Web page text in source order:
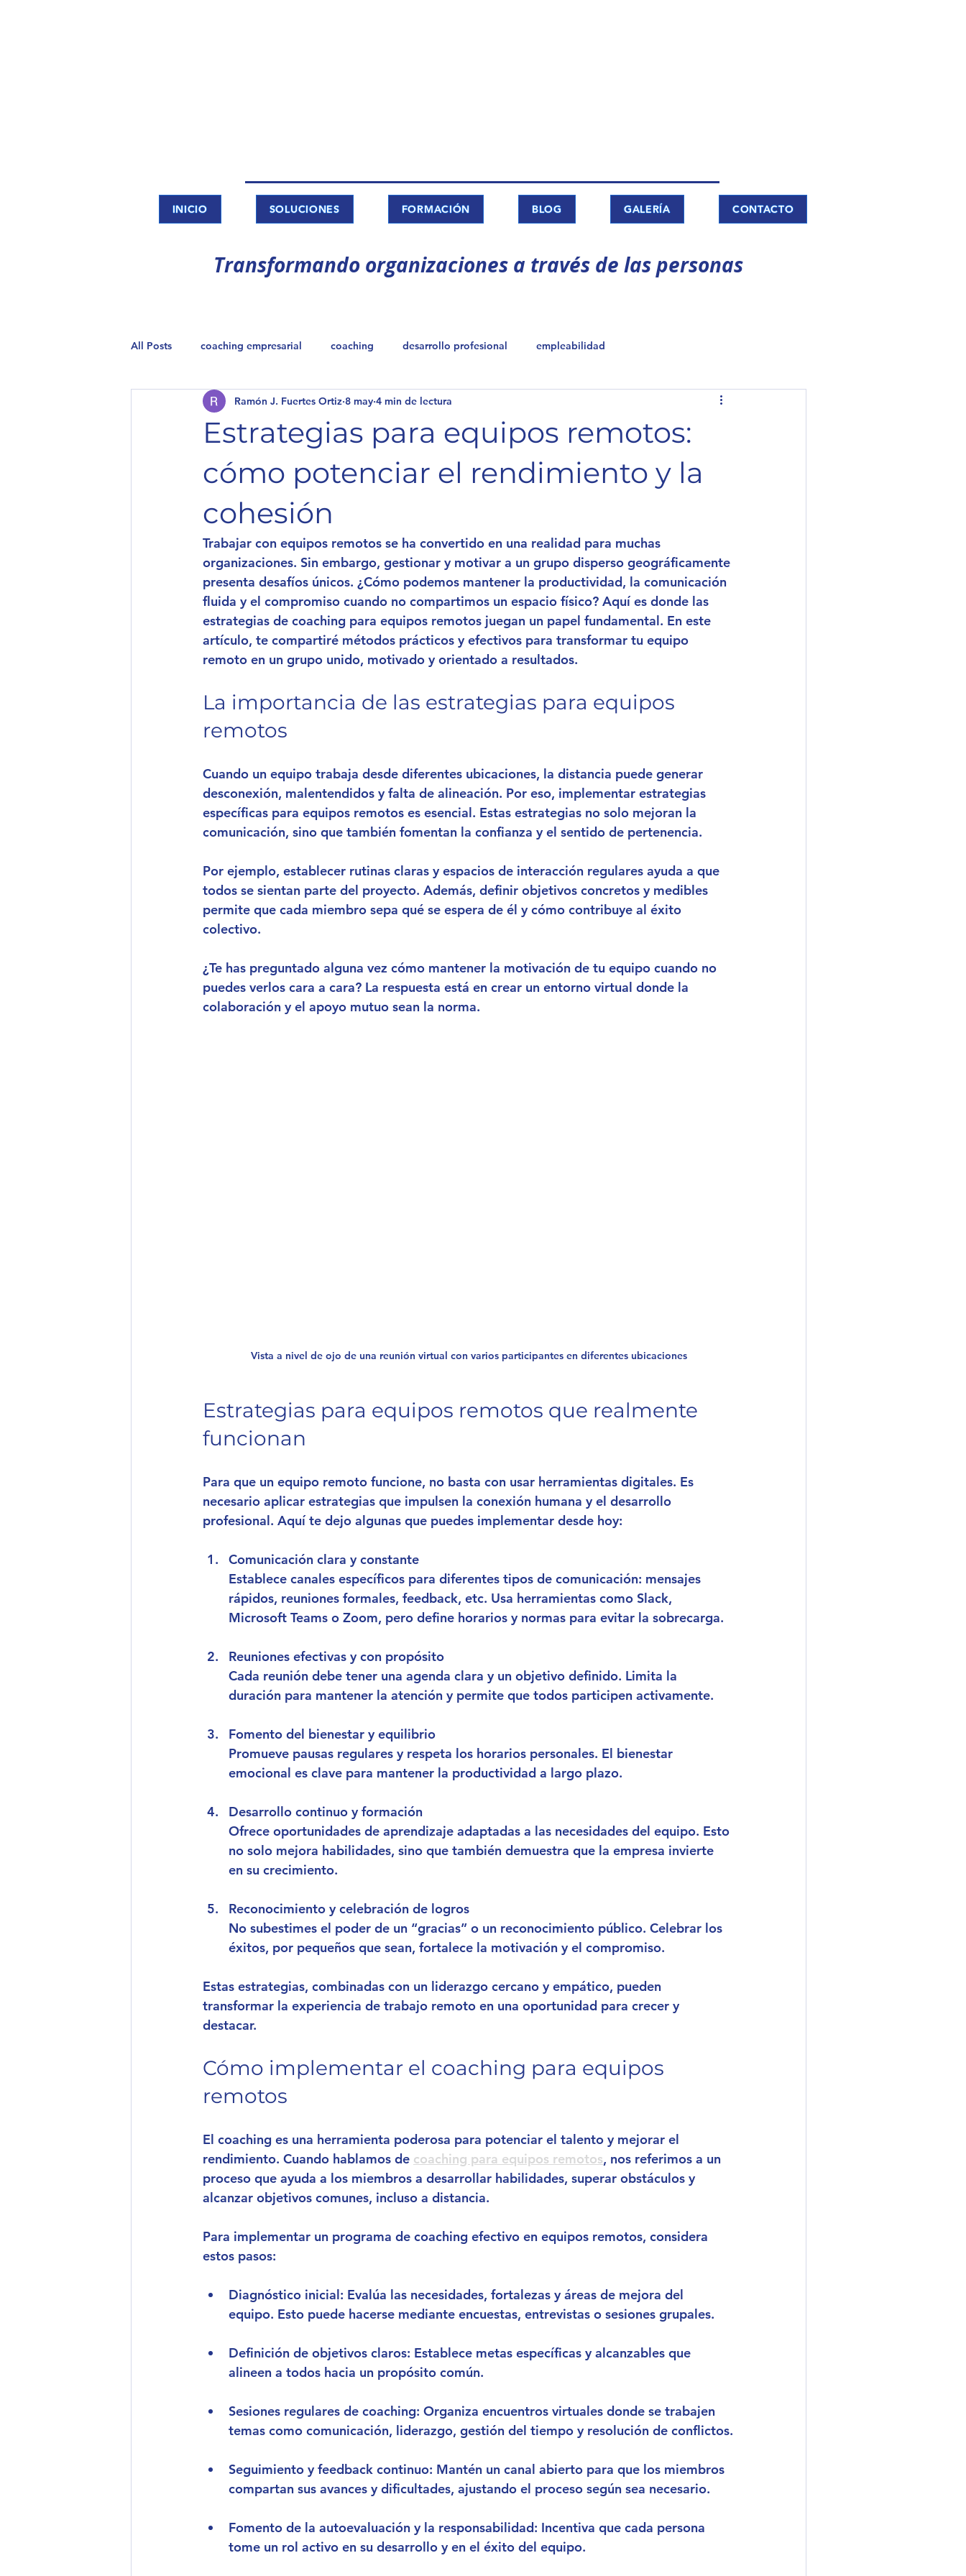
INICIO SOLUCIONES FORMACIÓN BLOG GALERÍA CONTACTO
Transformando organizaciones a través de las personas
All Posts coaching empresarial coaching desarrollo profesional empleabilidad
Estrategias para equipos remotos:
cómo potenciar el rendimiento y la
cohesión
Ramón J. Fuertes Ortiz 8 may 4 min de lectura
Trabajar con equipos remotos se ha convertido en una realidad para muchas
organizaciones. Sin embargo, gestionar y motivar a un grupo disperso geográficamente
presenta desafíos únicos. ¿Cómo podemos mantener la productividad, la comunicación
fluida y el compromiso cuando no compartimos un espacio físico? Aquí es donde las
estrategias de coaching para equipos remotos juegan un papel fundamental. En este
artículo, te compartiré métodos prácticos y efectivos para transformar tu equipo
remoto en un grupo unido, motivado y orientado a resultados.
La importancia de las estrategias para equipos
remotos
Cuando un equipo trabaja desde diferentes ubicaciones, la distancia puede generar
desconexión, malentendidos y falta de alineación. Por eso, implementar estrategias
específicas para equipos remotos es esencial. Estas estrategias no solo mejoran la
comunicación, sino que también fomentan la confianza y el sentido de pertenencia.
Por ejemplo, establecer rutinas claras y espacios de interacción regulares ayuda a que
todos se sientan parte del proyecto. Además, definir objetivos concretos y medibles
permite que cada miembro sepa qué se espera de él y cómo contribuye al éxito
colectivo.
¿Te has preguntado alguna vez cómo mantener la motivación de tu equipo cuando no
puedes verlos cara a cara? La respuesta está en crear un entorno virtual donde la
colaboración y el apoyo mutuo sean la norma.
Vista a nivel de ojo de una reunión virtual con varios participantes en diferentes ubicaciones
Estrategias para equipos remotos que realmente
funcionan
Para que un equipo remoto funcione, no basta con usar herramientas digitales. Es
necesario aplicar estrategias que impulsen la conexión humana y el desarrollo
profesional. Aquí te dejo algunas que puedes implementar desde hoy:
Comunicación clara y constante
Establece canales específicos para diferentes tipos de comunicación: mensajes
rápidos, reuniones formales, feedback, etc. Usa herramientas como Slack,
Microsoft Teams o Zoom, pero define horarios y normas para evitar la sobrecarga.
Reuniones efectivas y con propósito
Cada reunión debe tener una agenda clara y un objetivo definido. Limita la
duración para mantener la atención y permite que todos participen activamente.
Fomento del bienestar y equilibrio
Promueve pausas regulares y respeta los horarios personales. El bienestar
emocional es clave para mantener la productividad a largo plazo.
Desarrollo continuo y formación
Ofrece oportunidades de aprendizaje adaptadas a las necesidades del equipo. Esto
no solo mejora habilidades, sino que también demuestra que la empresa invierte
en su crecimiento.
Reconocimiento y celebración de logros
No subestimes el poder de un “gracias” o un reconocimiento público. Celebrar los
éxitos, por pequeños que sean, fortalece la motivación y el compromiso.
Estas estrategias, combinadas con un liderazgo cercano y empático, pueden
transformar la experiencia de trabajo remoto en una oportunidad para crecer y
destacar.
Cómo implementar el coaching para equipos
remotos
El coaching es una herramienta poderosa para potenciar el talento y mejorar el
rendimiento. Cuando hablamos de coaching para equipos remotos, nos referimos a un
proceso que ayuda a los miembros a desarrollar habilidades, superar obstáculos y
alcanzar objetivos comunes, incluso a distancia.
Para implementar un programa de coaching efectivo en equipos remotos, considera
estos pasos:
Diagnóstico inicial: Evalúa las necesidades, fortalezas y áreas de mejora del
equipo. Esto puede hacerse mediante encuestas, entrevistas o sesiones grupales.
Definición de objetivos claros: Establece metas específicas y alcanzables que
alineen a todos hacia un propósito común.
Sesiones regulares de coaching: Organiza encuentros virtuales donde se trabajen
temas como comunicación, liderazgo, gestión del tiempo y resolución de conflictos.
Seguimiento y feedback continuo: Mantén un canal abierto para que los miembros
compartan sus avances y dificultades, ajustando el proceso según sea necesario.
Fomento de la autoevaluación y la responsabilidad: Incentiva que cada persona
tome un rol activo en su desarrollo y en el éxito del equipo.